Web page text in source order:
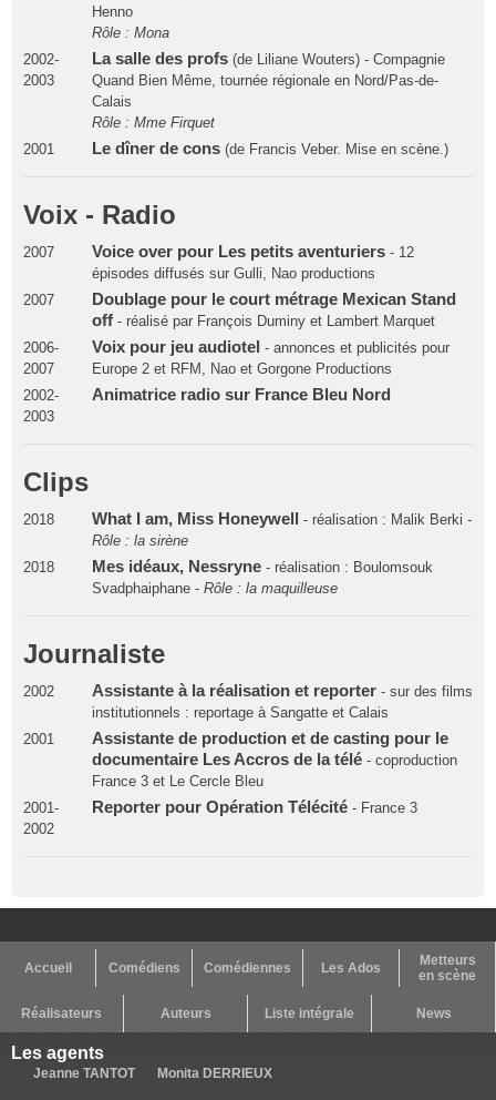
Henno
Rôle : Mona
2002-
2003
La salle des profs(de Liliane Wouters) - Compagnie
Quand Bien Même, tournée régionale en Nord/Pas-de-
Calais
Rôle : Mme Firquet
2001
Le dîner de cons(de Francis Veber. Mise en scène.)
Voix - Radio
2007 Voice over pour Les petits aventuriers- 12
épisodes diffusés sur Gulli, Nao productions
2007
Doublage pour le court métrage Mexican Stand
off- réalisé par François Duminy et Lambert Marquet
2006-
2007
Voix pour jeu audiotel - annonces et publicités pour
Europe 2 et RFM, Nao et Gorgone Productions
2002-
2003
Animatrice radio sur France Bleu Nord
Clips
2018 What I am, Miss Honeywell
- réalisation : Malik Berki -
Rôle : la sirène
2018
Mes idéaux, Nessryne- réalisation : Boulomsouk
Svadphaiphane - Rôle : la maquilleuse
Journaliste
2002 Assistante à la réalisation et reporter- sur des films
institutionnels : reportage à Sangatte et Calais
2001
Assistante de production et de casting pour le
documentaire Les Accros de la télé- coproduction
France 3 et Le Cercle Bleu
2001-
2002
Reporter pour Opération Télécité- France 3
Accueil Comédiens Comédiennes Les Ados
Metteurs
en scène
Réalisateurs Auteurs Liste intégrale News
Les agents
Jeanne TANTOT Monita DERRIEUX